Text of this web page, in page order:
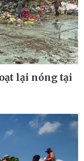
lại nóng tại